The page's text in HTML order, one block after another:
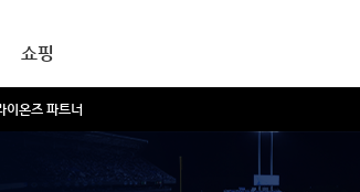
이온즈 파트너
쇼핑